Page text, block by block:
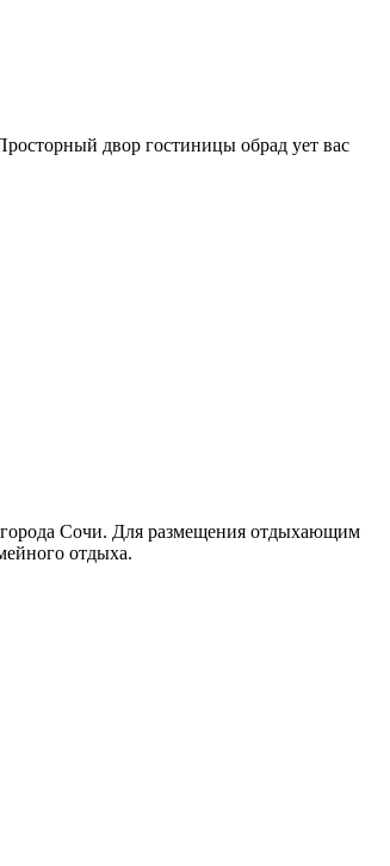
двор гостиницы обрад ует вас
города Сочи. Для размещения отдыхающим
отдыха.